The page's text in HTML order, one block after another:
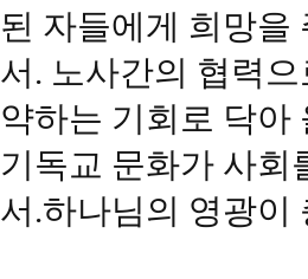
된 자들에게 희망을
서. 노사간의 협력
약하는 기회로 닥아
기독교 문화가 사회
서.하나님의 영광이